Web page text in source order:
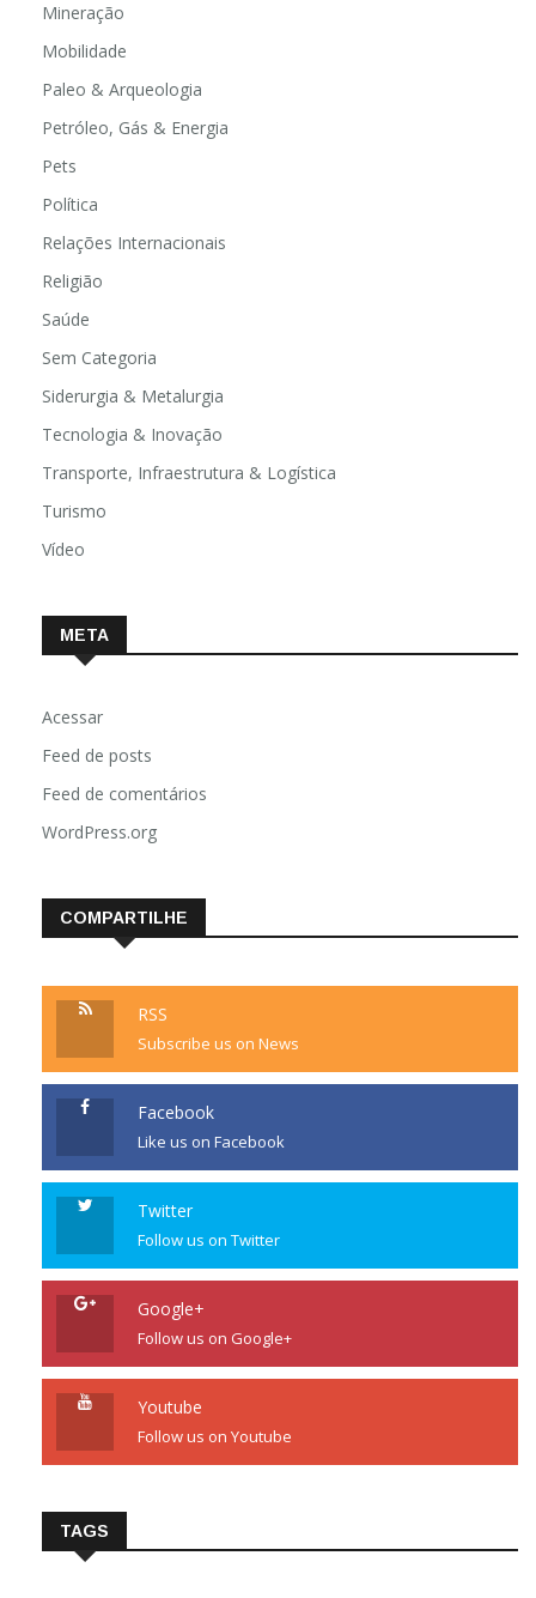
Mineração
Mobilidade
Paleo & Arqueologia
Petróleo, Gás & Energia
Pets
Política
Relações Internacionais
Religião
Saúde
Sem Categoria
Siderurgia & Metalurgia
Tecnologia & Inovação
Transporte, Infraestrutura & Logística
Turismo
Vídeo
META
Acessar
Feed de posts
Feed de comentários
WordPress.org
COMPARTILHE
RSS
Subscribe us on News
Facebook
Like us on Facebook
Twitter
Follow us on Twitter
Google+
Follow us on Google+
Youtube
Follow us on Youtube
TAGS